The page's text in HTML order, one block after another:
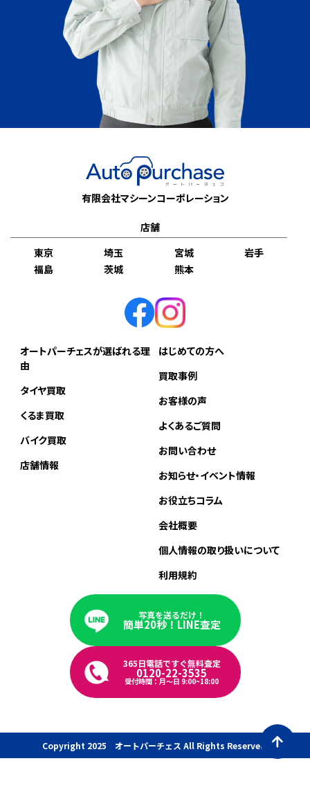
有限会社マシーンコーポレーション
店舗
東京
埼玉 宮城
岩手
福島
茨城 熊本
オートパーチェスが選ばれる理
由
タイヤ買取
くるま買取
バイク買取
店舗情報
はじめての方へ
買取事例
お客様の声
よくあるご質問
お問い合わせ
お知らせ・イベント情報
お役立ちコラム
会社概要
個人情報の取り扱いについて
利用規約
写真を送るだけ！
簡単20秒！LINE査定
365日電話ですぐ無料査定
0120-22-3535
受付時間：月〜日 9:00~18:00
Copyright 2025 オートパーチェス All Rights Reserved.